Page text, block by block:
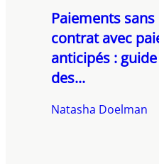
Paiements
contrat avec
anticipés :
des...
Natasha Doelman